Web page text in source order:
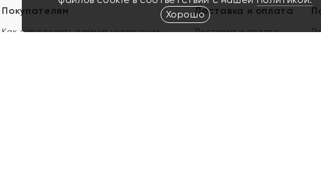
Покупателям
Как определить размер украшения
Доставка и оплата
Доставка и оплата
Хорошо